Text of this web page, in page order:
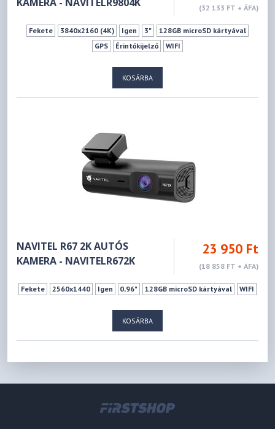
(32 133 FT + ÁFA)
Fekete 3840x2160 (4K) Igen 3"
128GB microSD kártyával
GPS
Érintőkijelző WIFI
KOSÁRBA
NAVITEL R67 2K AUTÓS
KAMERA - NAVITELR672K
23 950 Ft
(18 858 FT + ÁFA)
Fekete 2560x1440 Igen 0,96" 128GB microSD kártyával WIFI
KOSÁRBA